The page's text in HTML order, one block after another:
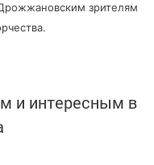
зрителям
и интересным в